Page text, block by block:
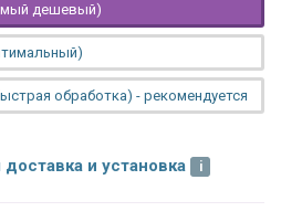
дешевый)
обработка) - рекомендуется
доставка и установка